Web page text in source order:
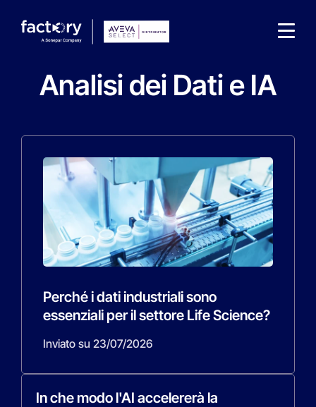
Che cosa sta cercando ?
Analisi dei Dati e IA
Perché i dati industriali sono
essenziali per il settore Life Science?
Inviato su 23/07/2026
In che modo l'AI accelererà la